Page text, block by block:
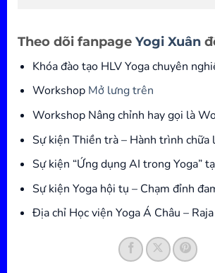
Theo dõi fanpage Yogi Xuân
Khóa đào tạo HLV Yoga chuyên
Workshop Mở lưng trên
Workshop Nâng chỉnh hay gọi là
Sự kiện Thiền trà – Hành trình
Sự kiện “Ứng dụng AI trong Yoga”
Sự kiện Yoga hội tụ – Chạm đỉnh
Địa chỉ Học viện Yoga Á Châu –